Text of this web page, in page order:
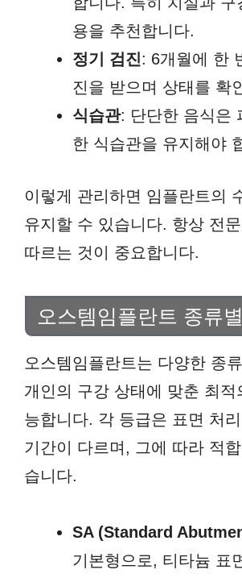
용을 추천합니다.
정기 검진: 6개월에 한
진을 받으며 상태를 확
식습관: 단단한 음식은
한 식습관을 유지해야
이렇게 관리하면 임플란트의
유지할 수 있습니다. 항상 전
따르는 것이 중요합니다.
오스템임플란트 종류
오스템임플란트는 다양한 종
개인의 구강 상태에 맞춘 최적
능합니다. 각 등급은 표면 처
기간이 다르며, 그에 따라 적
습니다.
SA (Standard
기본형으로, 티타늄 표